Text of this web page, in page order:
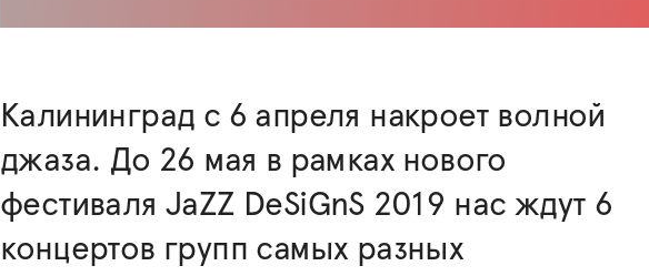
Калининград с 6 апреля накроет волной
джаза. До 26 мая в рамках нового
фестиваля JaZZ DeSiGnS 2019 нас ждут 6
концертов групп самых разных